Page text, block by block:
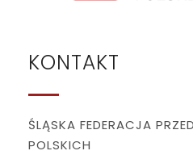
KONTAKT
ŚLĄSKA FEDERACJA
POLSKICH